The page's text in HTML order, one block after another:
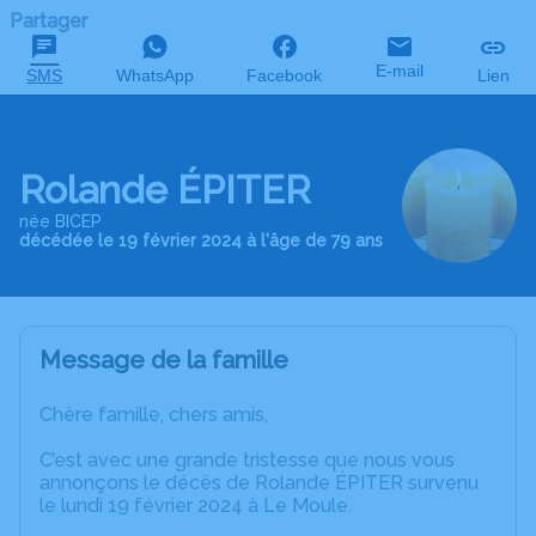
Partager
SMS WhatsApp Facebook E-mail Lien
Rolande ÉPITER
née BICEP
décédée le 19 février 2024 à l'âge de 79 ans
Message de la famille
Chère famille, chers amis,
C’est avec une grande tristesse que nous vous
annonçons le décès de Rolande ÉPITER survenu
le lundi 19 février 2024 à Le Moule.